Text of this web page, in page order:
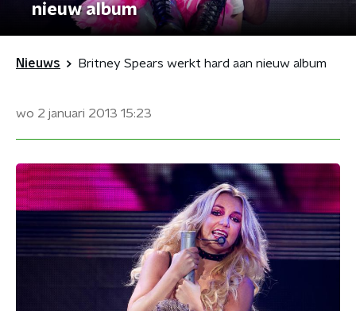
nieuw album
Nieuws Britney Spears werkt hard aan nieuw album
wo 2 januari 2013 15:23